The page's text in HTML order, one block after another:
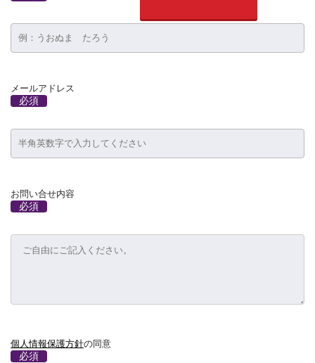
メールアドレス
必須
お問い合せ内容
必須
個人情報保護方針の同意
必須